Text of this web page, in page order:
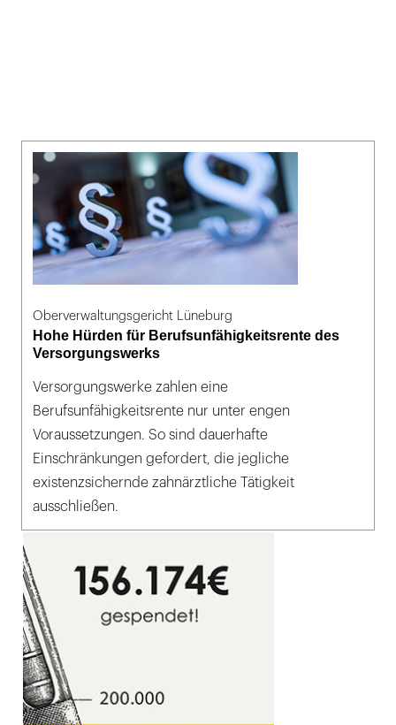
Oberverwaltungsgericht Lüneburg
Hohe Hürden für Berufsunfähigkeitsrente des
Versorgungswerks
Versorgungswerke zahlen eine
Berufsunfähigkeitsrente nur unter engen
Voraussetzungen. So sind dauerhafte
Einschränkungen gefordert, die jegliche
existenzsichernde zahnärztliche Tätigkeit
ausschließen.